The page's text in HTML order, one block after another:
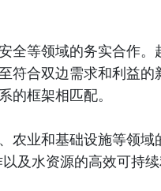
全等领域的务实合作。
符合双边需求和利益的
的框架相匹配。
农业和基础设施等领域
及水资源的高效可持续